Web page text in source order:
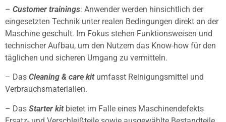
– Customer trainings: Anwender werden hinsichtlich der
eingesetzten Technik unter realen Bedingungen direkt an der
Maschine geschult. Im Fokus stehen Funktionsweisen und
technischer Aufbau, um den Nutzern das Know-how für den
täglichen und sicheren Umgang zu vermitteln.
– Das Cleaning & care kitumfasst Reinigungsmittel und
Verbrauchsmaterialien.
– Das Starter kitbietet im Falle eines Maschinendefekts